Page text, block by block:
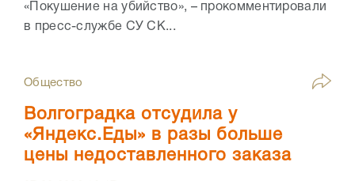
«Покушение на убийство», – прокомментировали
в пресс-службе СУ СК...
Общество
Волгоградка отсудила у
«Яндекс.Еды» в разы больше
цены недоставленного заказа